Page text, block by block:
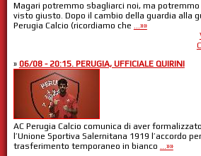
Magari potremmo sbagliarci noi, ma potremmo
visto giusto. Dopo il cambio della guardia alla
Perugia Calcio (ricordiamo che ...»»
» 06/08 - 20:15. PERUGIA, UFFICIALE QUIRINI
AC Perugia Calcio comunica di aver
l’Unione Sportiva Salernitana 1919 l’accordo per
trasferimento temporaneo in bianco ...»»